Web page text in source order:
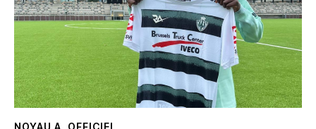
NOYAU A OFFICIEL